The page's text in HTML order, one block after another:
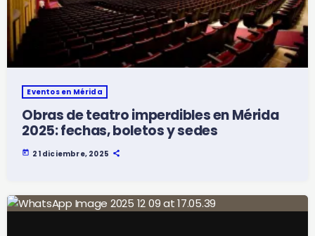
Eventos en Mérida
Obras de teatro imperdibles en Mérida
2025: fechas, boletos y sedes
today 21 diciembre, 2025